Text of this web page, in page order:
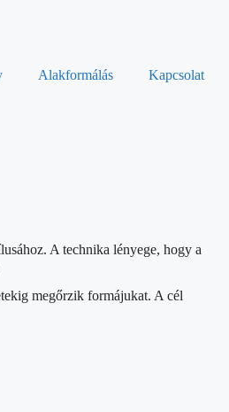
Alakformálás Kapcsolat
A technika lényege, hogy a
megőrzik formájukat. A cél